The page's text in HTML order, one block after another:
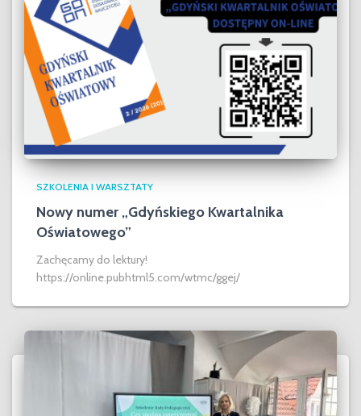
SZKOLENIA I WARSZTATY
Nowy numer „Gdyńskiego Kwartalnika
Oświatowego”
Zachęcamy do lektury!
https://online.pubhtml5.com/wtmc/ggej/